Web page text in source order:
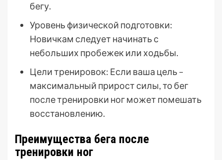
бегу.
Уровень физической подготовки:
Новичкам следует начинать с
небольших пробежек или ходьбы.
Цели тренировок: Если ваша цель –
максимальный прирост силы, то бег
после тренировки ног может помешать
восстановлению.
Преимущества бега после
тренировки ног